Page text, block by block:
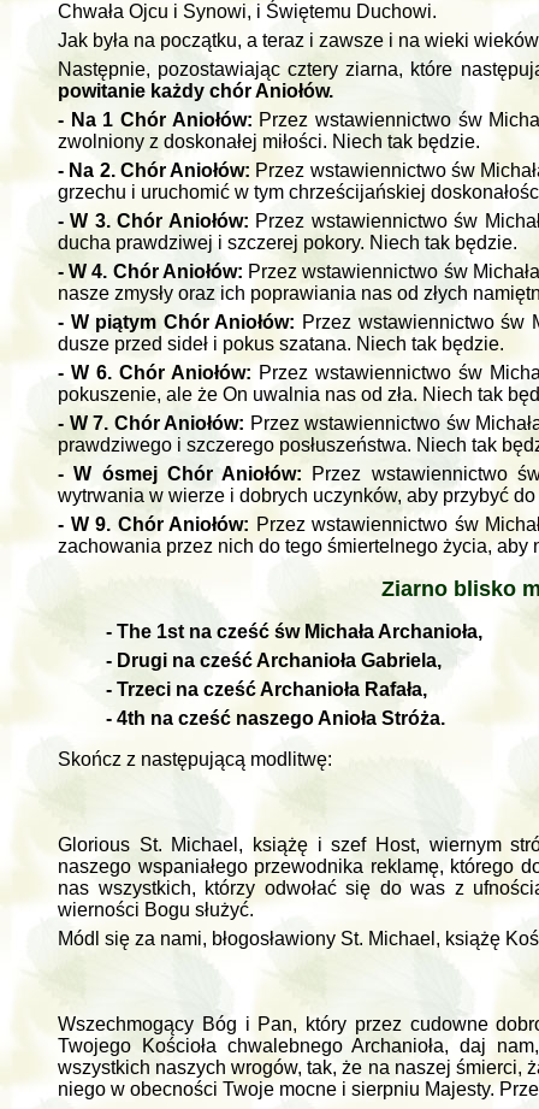
Chwała Ojcu i Synowi, i Świętemu Duchowi.
Jak była na początku, a teraz i zawsze i na wieki
Następnie, pozostawiając cztery ziarna, które
powitanie każdy chór Aniołów.
- Na 1 Chór Aniołów: Przez wstawiennictwo św
zwolniony z doskonałej miłości. Niech tak będzie.
- Na 2. Chór Aniołów: Przez wstawiennictwo św
grzechu i uruchomić w tym chrześcijańskiej
- W 3. Chór Aniołów: Przez wstawiennictwo św
ducha prawdziwej i szczerej pokory. Niech tak będzie.
- W 4. Chór Aniołów: Przez wstawiennictwo św
nasze zmysły oraz ich poprawiania nas od złych
- W piątym Chór Aniołów: Przez wstawiennictwo św
dusze przed sideł i pokus szatana. Niech tak będzie.
- W 6. Chór Aniołów: Przez wstawiennictwo św
pokuszenie, ale że On uwalnia nas od zła. Niech tak
- W 7. Chór Aniołów: Przez wstawiennictwo św
prawdziwego i szczerego posłuszeństwa. Niech tak
- W ósmej Chór Aniołów: Przez wstawiennictwo
wytrwania w wierze i dobrych uczynków, aby przybyć
- W 9. Chór Aniołów: Przez wstawiennictwo św
zachowania przez nich do tego śmiertelnego życia, aby
Ziarno blisko
- The 1st na cześć św Michała Archanioła,
- Drugi na cześć Archanioła Gabriela,
- Trzeci na cześć Archanioła Rafała,
- 4th na cześć naszego Anioła Stróża.
Skończ z następującą modlitwę:
Glorious St. Michael, książę i szef Host, wiernym
naszego wspaniałego przewodnika reklamę, którego
nas wszystkich, którzy odwołać się do was z
wierności Bogu służyć.
Módl się za nami, błogosławiony St. Michael, książę
Wszechmogący Bóg i Pan, który przez cudowne
Twojego Kościoła chwalebnego Archanioła, daj
wszystkich naszych wrogów, tak, że na naszej śmierci,
niego w obecności Twoje mocne i sierpniu Majesty.